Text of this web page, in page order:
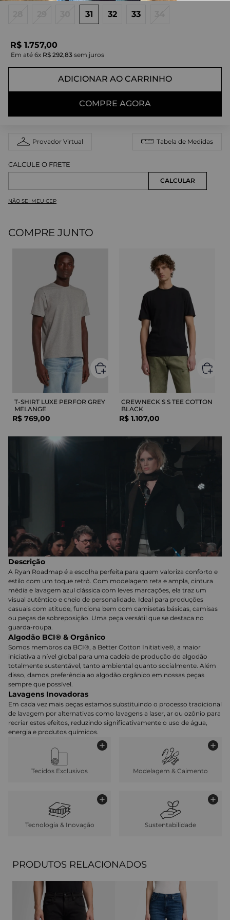
31 32 33
R$ 1.757,00
Em até 6x R$ 292,83 sem juros
ADICIONAR AO CARRINHO
COMPRE AGORA
Provador Virtual Tabela de Medidas
NÃO SEI MEU CEP
COMPRE JUNTO
T-SHIRT LUXE PERFOR GREY
MELANGE
R$ 769,00
CREWNECK S S TEE COTTON
BLACK
R$ 1.107,00
Descrição
A Ryan Roadmap é a escolha perfeita para quem valoriza conforto e
estilo com um toque retrô. Com modelagem reta e ampla, cintura
média e lavagem azul clássica com leves marcações, ela traz um
visual autêntico e cheio de personalidade. Ideal para produções
casuais com atitude, funciona bem com camisetas básicas, camisas
ou peças de sobreposição. Uma peça versátil que se destaca no
guarda-roupa.
Algodão BCI® & Orgânico
Somos membros da BCI®, a Better Cotton Initiative®, a maior
iniciativa a nível global para uma cadeia de produção do algodão
totalmente sustentável, tanto ambiental quanto socialmente. Além
disso, damos preferência ao algodão orgânico em nossas peças
sempre que possível.
Lavagens Inovadoras
Em cada vez mais peças estamos substituindo o processo tradicional
de lavagem por alternativas como lavagens a laser, ar ou ozônio para
recriar estes efeitos, reduzindo significativamente o uso de água,
energia e produtos químicos.
Tecidos Exclusivos Modelagem & Caimento
Tecnologia & Inovação Sustentabilidade
PRODUTOS RELACIONADOS